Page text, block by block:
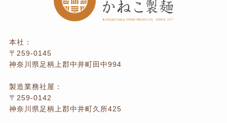
本社：
〒259-0145
神奈川県足柄上郡中井町田中994
製造業務社屋：
〒259-0142
神奈川県足柄上郡中井町久所425